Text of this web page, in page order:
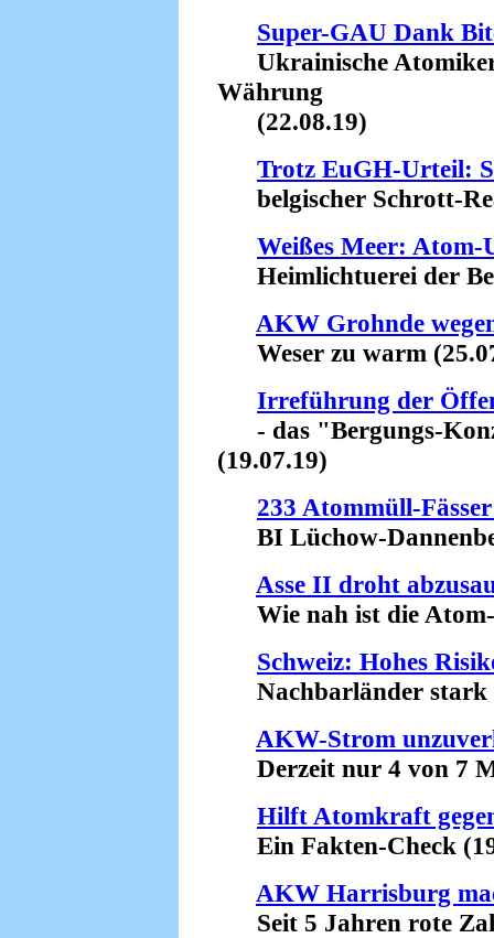
Super-GAU Dank
Ukrainische
Währung
(22.08.19)
Trotz EuGH-Urteil:
belgischer Schrott-
Weißes Meer:
Heimlichtuerei der
AKW Grohnde
Weser zu warm
Irreführung der
- das "Bergungs-
(19.07.19)
233 Atommüll-
BI Lüchow-
Asse II droht
Wie nah ist die Atom-
Schweiz: Hohes
Nachbarländer stark
AKW-Strom
Derzeit nur 4 von 7
Hilft Atomkraft
Ein Fakten-Check
AKW Harrisburg
Seit 5 Jahren rote